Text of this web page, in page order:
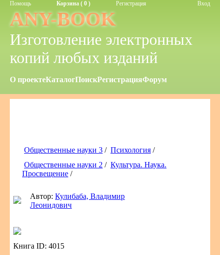
Помощь Корзина ( 0 ) Регистрация Вход
ANY-BOOK
Изготовление электронных
копий любых изданий
О проектеКаталогПоискРегистрацияФорум
Общественные науки 3 / Психология /
Общественные науки 2 / Культура. Наука.
Просвещение /
Автор:Кулибаба, Владимир
Леонидович
Книга ID: 4015